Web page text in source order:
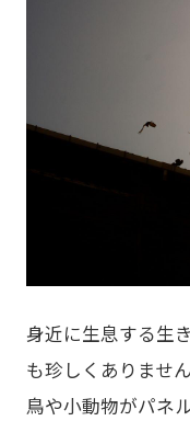
身近に生息する生
も珍しくありません
鳥や小動物がパネ